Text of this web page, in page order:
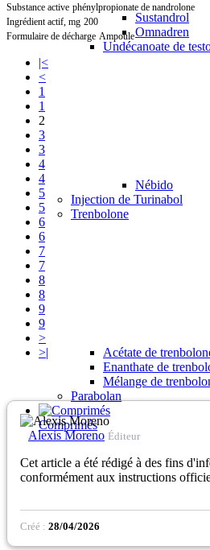
Sustandrol
Omnadren
Undécanoate de
Nébido
Injection de Turinabol
Trenbolone
Acétate de
Enanthate de
Mélange de
Parabolan
Comprimés
Substance active phénylpropionate de nandrolone
Ingrédient actif, mg 200
Formulaire de décharge Ampoule
|<
<
1
1
2
3
3
4
4
5
5
6
6
7
7
8
8
9
9
>
>|
Créé : 28/04/2026
Alexis Moreno Éditeur
Cet article a été rédigé à des fins
conformément aux instructions